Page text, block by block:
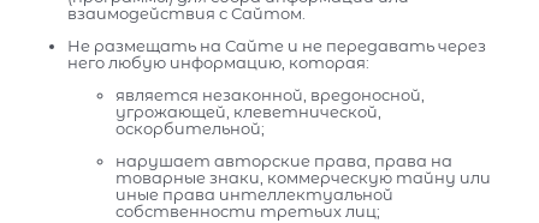
взаимодействия с Сайтом.
Не размещать на Сайте и не передавать через
него любую информацию, которая:
является незаконной, вредоносной,
угрожающей, клеветнической,
оскорбительной;
нарушает авторские права, права на
товарные знаки, коммерческую тайну или
иные права интеллектуальной
собственности третьих лиц;